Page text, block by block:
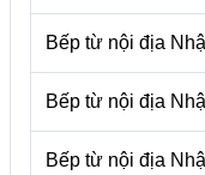
Bếp từ nội địa
Bếp từ nội địa
Bếp từ nội địa